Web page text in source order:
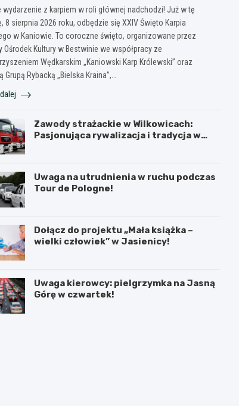
wydarzenie z karpiem w roli głównej nadchodzi! Już w tę
8 sierpnia 2026 roku, odbędzie się XXIV Święto Karpia
w Kaniowie. To coroczne święto, organizowane przez
Ośrodek Kultury w Bestwinie we współpracy ze
Wędkarskim „Kaniowski Karp Królewski” oraz
Grupą Rybacką „Bielska Kraina”,…
Zawody strażackie w Wilkowicach:
Pasjonująca rywalizacja i tradycja w
Uwaga na utrudnienia w ruchu podczas
Tour de Pologne!
Dołącz do projektu „Mała książka –
wielki człowiek” w Jasienicy!
Uwaga kierowcy: pielgrzymka na Jasną
Górę w czwartek!